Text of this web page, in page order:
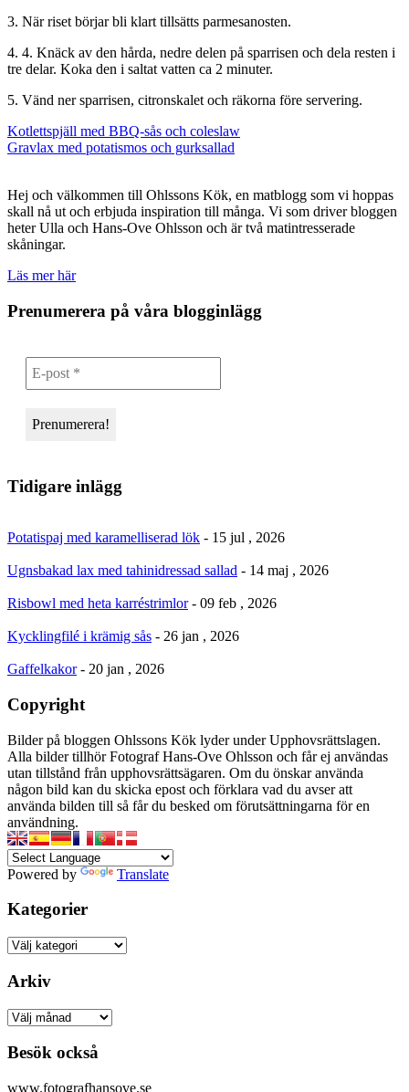
3. När riset börjar bli klart tillsätts parmesanosten.
4. 4. Knäck av den hårda, nedre delen på sparrisen och dela resten i
tre delar. Koka den i saltat vatten ca 2 minuter.
5. Vänd ner sparrisen, citronskalet och räkorna före servering.
Inläggsnavigering
Kotlettspjäll med BBQ-sås och coleslaw
Gravlax med potatismos och gurksallad
Hej och välkommen till Ohlssons Kök, en matblogg som vi hoppas
skall nå ut och erbjuda inspiration till många. Vi som driver bloggen
heter Ulla och Hans-Ove Ohlsson och är två matintresserade
skåningar.
Läs mer här
Prenumerera på våra blogginlägg
Tidigare inlägg
Potatispaj med karamelliserad lök - 15 jul , 2026
Ugnsbakad lax med tahinidressad sallad - 14 maj , 2026
Risbowl med heta karréstrimlor - 09 feb , 2026
Kycklingfilé i krämig sås - 26 jan , 2026
Gaffelkakor - 20 jan , 2026
Copyright
Bilder på bloggen Ohlssons Kök lyder under Upphovsrättslagen.
Alla bilder tillhör Fotograf Hans-Ove Ohlsson och får ej användas
utan tillstånd från upphovsrättsägaren. Om du önskar använda
någon bild kan du skicka epost och förklara vad du avser att
använda bilden till så får du besked om förutsättningarna för en
användning.
Powered by Translate
Kategorier
Kategorier
Arkiv
Arkiv
Besök också
www.fotografhansove.se